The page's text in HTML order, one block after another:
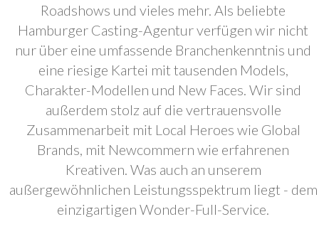
Roadshows und vieles mehr. Als beliebte
Hamburger Casting-Agentur verfügen wir nicht
nur über eine umfassende Branchenkenntnis und
eine riesige Kartei mit tausenden Models,
Charakter-Modellen und New Faces. Wir sind
außerdem stolz auf die vertrauensvolle
Zusammenarbeit mit Local Heroes wie Global
Brands, mit Newcommern wie erfahrenen
Kreativen. Was auch an unserem
außergewöhnlichen Leistungsspektrum liegt - dem
einzigartigen Wonder-Full-Service.